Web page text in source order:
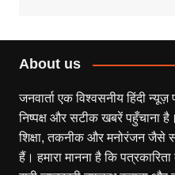
About us
जनवार्ता एक विश्वसनीय हिंदी
निष्पक्ष और सटीक खबरें पहुँचाना
शिक्षा, तकनीक और मनोरंजन जैसे
हैं। हमारा मानना है कि